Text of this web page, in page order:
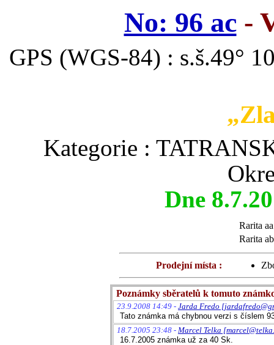
No: 96 ac-
GPS (WGS-84) : s.š.49°
Kategorie :
Dne
Rarita
Rarita
Prodejní místa :
Poznámky sběratelů k tomuto
23.9.2008 14:49 - Jarda Fredo
Tato známka má chybnou verzi s číslem
18.7.2005 23:48 - Marcel Telka
16.7.2005 známka už za 40 Sk.